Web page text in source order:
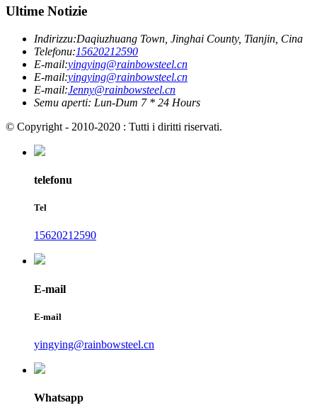
Ultime Notizie
Indirizzu:Daqiuzhuang Town, Jinghai County, Tianjin, Cina
Telefonu:15620212590
E-mail:yingying@rainbowsteel.cn
E-mail:yingying@rainbowsteel.cn
E-mail:Jenny@rainbowsteel.cn
Semu aperti: Lun-Dum 7 * 24 Hours
© Copyright - 2010-2020 : Tutti i diritti riservati.
telefonu
Tel
15620212590
E-mail
E-mail
yingying@rainbowsteel.cn
Whatsapp